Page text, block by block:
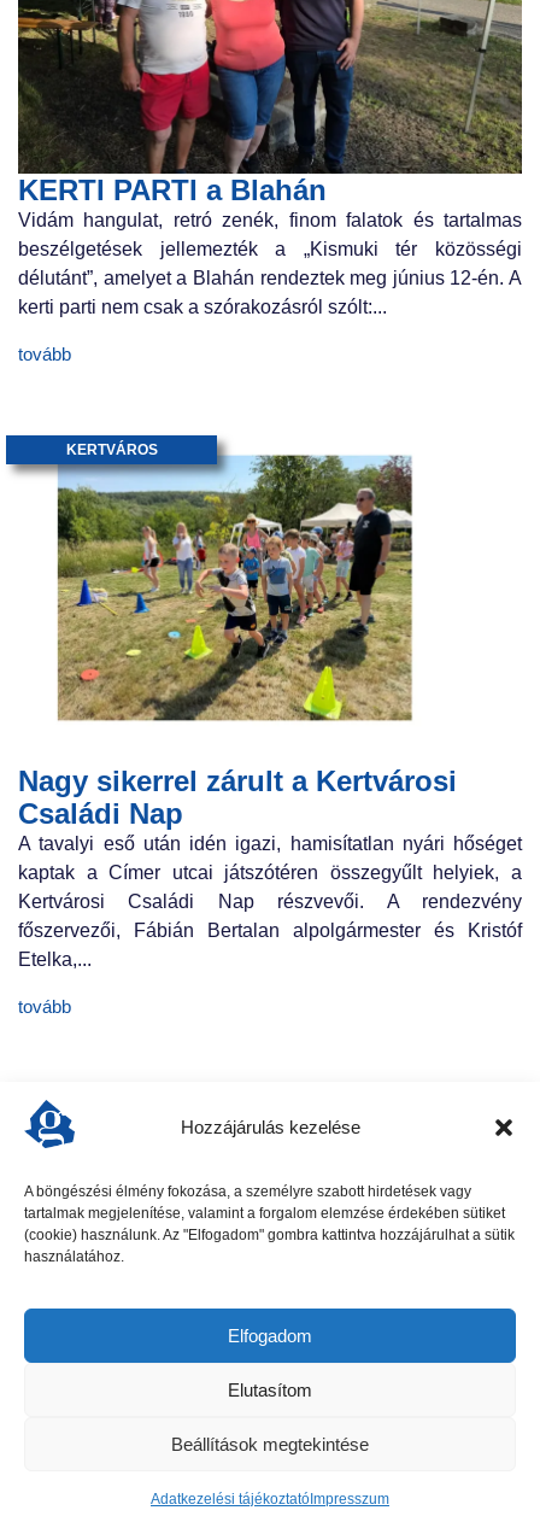
Hozzájárulás kezelése
A böngészési élmény fokozása, a személyre szabott hirdetések vagy
tartalmak megjelenítése, valamint a forgalom elemzése érdekében sütiket
(cookie) használunk. Az "Elfogadom" gombra kattintva hozzájárulhat a sütik
használatához.
Elfogadom
Elutasítom
Beállítások megtekintése
Adatkezelési tájékoztató Impresszum
KERTI PARTI a Blahán
Vidám hangulat, retró zenék, finom falatok és tartalmas
beszélgetések jellemezték a „Kismuki tér közösségi
délutánt”, amelyet a Blahán rendeztek meg június 12-én. A
kerti parti nem csak a szórakozásról szólt:...
tovább
Nagy sikerrel zárult a Kertvárosi
Családi Nap
KERTVÁROS
A tavalyi eső után idén igazi, hamisítatlan nyári hőséget
kaptak a Címer utcai játszótéren összegyűlt helyiek, a
Kertvárosi Családi Nap részvevői. A rendezvény
főszervezői, Fábián Bertalan alpolgármester és Kristóf
Etelka,...
tovább
előző cikk következő cikk
Gödöllői Szolgálat - Minden jog fenntartva
Kapcsolat